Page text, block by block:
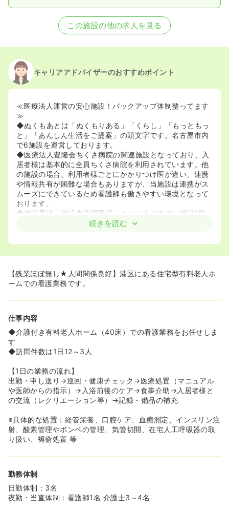
この施設の他の求人を見る
キャリアアドバイザーのおすすめポイント
≪医療法人運営の安心施設！バックアップ体制整ってます
≫
◆ぬくもあとは「ぬくもりある」「くらし」「もっともっ
と」「あんしん生活をご提案」の頭文字です。名古屋市内
で6施設を運営しております。
◆医療法人豊隆会ちくさ病院の関連施設となっており、入
居者様は基本的に全員ちくさ病院を利用されています。他
の施設の場合、利用者様ごとにかかりつけ医が違い、連携
や情報共有が困難な場合もありますが、当施設は連携がス
ムーズにできているため看護師も働きやすい環境となって
おります。
◆施設看護（施設内訪問看護）となりますので、施設1階
にステーションがあり、そこから各居室に訪問していただ
設があります。外部講師を招いての研修なども頻回に行わ
れており、希望する方は参加することができます！基本的
参加することが可能です。
与もあがるため、やる気アップにもつながりますね♪
◆スタッフ同士で出かけたりする程、人間関係がよく、看
育休復帰率が100%なのがその証拠ですね♪
◆実際にスタッフの皆様が口を揃えて言うのが「横の連携
の強さ」だそうで、自分の仕事にこだわることなく、困っ
たことがあったらお互いに助け合う風土が整っておりま
◆業務内容は利用者様ごとにマニュアルにリスト化されて
います。そのため、新入職員でもマニュアルを見れば業務
がわかり、安心して業務に取り組むことが可能です。
決まっているため、残業がほぼなく定時で帰宅することが
も間に合うことができ、仕事もプライベートも両立するこ
とが可能です♪
続きを読む
【残業ほぼ無し★人間関係良好】港区にある住宅型有料老人ホ
ームでの看護業務です。
仕事内容
◆介護付き有料老人ホーム（40床）での看護業務をお任せしま
す
◆訪問件数は1日12～3人
【1日の業務の流れ】
出勤・申し送り→巡回・健康チェック→医療処置（マニュアル
や医師からの指示）→入浴前後のケア→食事介助→入居者様と
の交流（レクリエーション等）→記録・備品の補充
※具体的な処置：経管栄養、口腔ケア、血糖測定、インスリン注
射、酸素管理やボンベの管理、気管切開、在宅人工呼吸器の取
り扱い、褥瘡処置 等
勤務体制
日勤体制：3名
夜勤・当直体制：看護師1名 介護士3～4名